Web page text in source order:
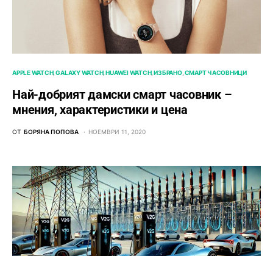
APPLE WATCH GALAXY WATCH HUAWEI WATCH ИЗБРАНО СМАРТ ЧАСОВНИЦИ
Най-добрият дамски смарт часовник –
мнения, характеристики и цена
ОТ БОРЯНА ПОПОВА НОЕМВРИ 11, 2020